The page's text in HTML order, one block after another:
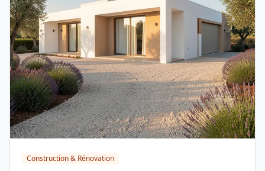
Construction & Rénovation